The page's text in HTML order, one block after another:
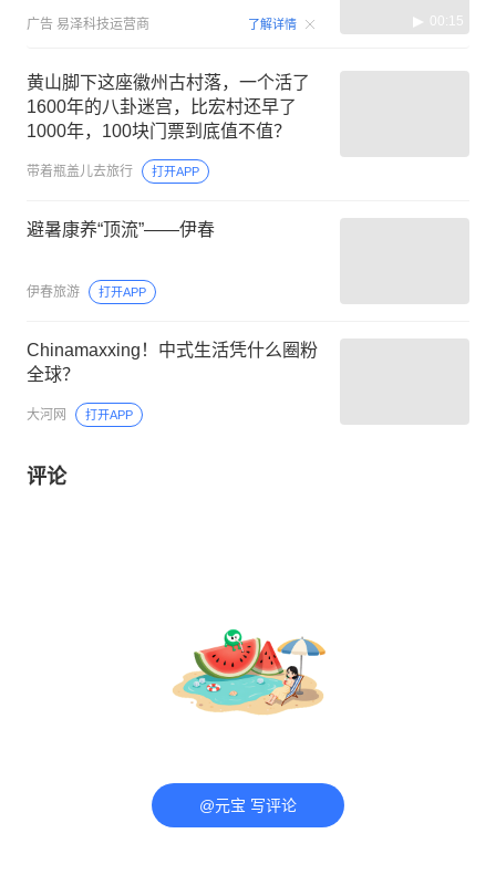
广告 易泽科技运营商 了解详情 00:15
黄山脚下这座徽州古村落，一个活了
1600年的八卦迷宫，比宏村还早了
1000年，100块门票到底值不值？
带着瓶盖儿去旅行 打开APP
避暑康养“顶流”——伊春
伊春旅游 打开APP
Chinamaxxing！中式生活凭什么圈粉
全球？
大河网 打开APP
评论
@元宝 写评论